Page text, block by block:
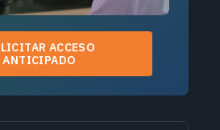
ACCESO
ANTICIPADO